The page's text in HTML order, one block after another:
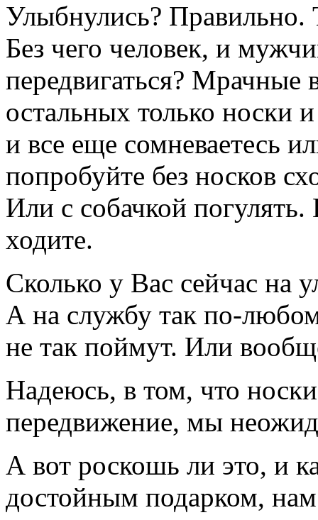
Улыбнулись? Правильно.
Без чего человек, и
передвигаться?
остальных только носки
и все еще сомневаетесь
попробуйте без носков
Или с собачкой
ходите.
Сколько у Вас сейчас на
А на службу так по-
не так поймут. Или
Надеюсь, в том, что
передвижение, мы
А вот роскошь ли это, и
достойным подарком, нам